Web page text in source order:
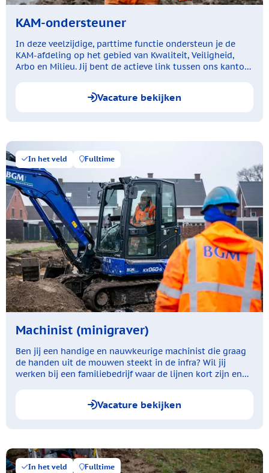
KAM-ondersteuner
In deze veelzijdige, parttime functie ondersteun je de
KAM-afdeling op het gebied van Kwaliteit, Veiligheid,
Arbo en Milieu. Jij bent de actieve link tussen ons kantoor
Vacature bekijken
In het veld Fulltime
Machinist (minigraver)
Ben jij een handige en nauwkeurige machinist die graag
de handen uit de mouwen steekt in de infra? Wil jij
werken bij een familiebedrijf waar de lijnen kort zijn en
Vacature bekijken
In het veld Fulltime